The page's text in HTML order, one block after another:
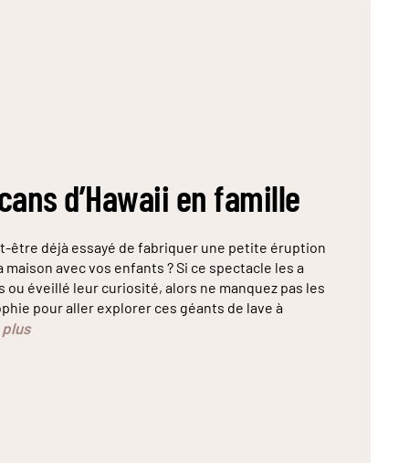
d’Hawaii en famille
être déjà essayé de fabriquer une petite éruption
maison avec vos enfants ? Si ce spectacle les a
ou éveillé leur curiosité, alors ne manquez pas les
pour aller explorer ces géants de lave à